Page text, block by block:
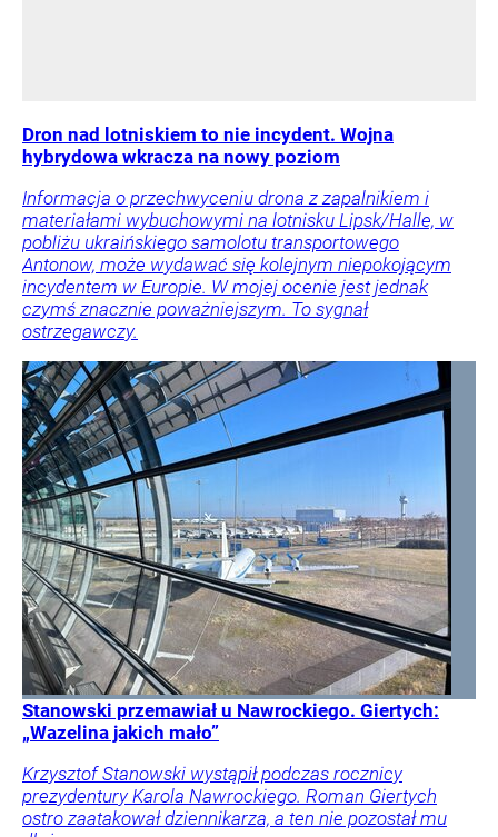
Dron nad lotniskiem to nie incydent. Wojna
hybrydowa wkracza na nowy poziom
Informacja o przechwyceniu drona z zapalnikiem i
materiałami wybuchowymi na lotnisku Lipsk/Halle, w
pobliżu ukraińskiego samolotu transportowego
Antonow, może wydawać się kolejnym niepokojącym
incydentem w Europie. W mojej ocenie jest jednak
czymś znacznie poważniejszym. To sygnał
ostrzegawczy.
Stanowski przemawiał u Nawrockiego. Giertych:
„Wazelina jakich mało”
Krzysztof Stanowski wystąpił podczas rocznicy
prezydentury Karola Nawrockiego. Roman Giertych
ostro zaatakował dziennikarza, a ten nie pozostał mu